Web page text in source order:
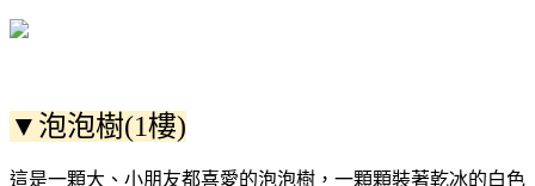
▼泡泡樹(1樓)
這是一顆大、小朋友都喜愛的泡泡樹，一顆顆裝著乾冰的白色